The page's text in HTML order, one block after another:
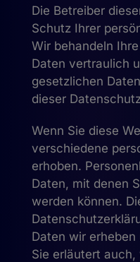
Die Betreiber
Schutz Ihrer
Wir behandeln
Daten vertraulich
gesetzlichen
dieser
Wenn Sie diese
verschiedene
erhoben.
Daten, mit denen
werden können.
Daten wir
Sie erläutert